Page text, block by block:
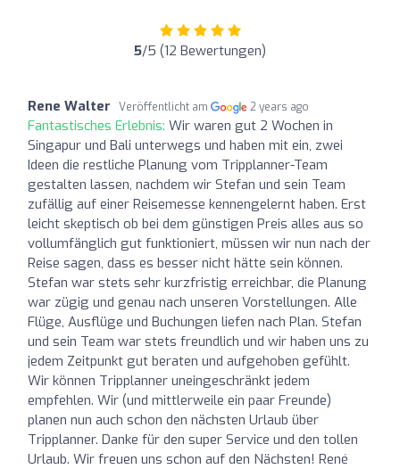
5/5 (12 Bewertungen)
Rene Walter Veröffentlicht am 2 years ago
Fantastisches Erlebnis: Wir waren gut 2 Wochen in
Singapur und Bali unterwegs und haben mit ein, zwei
Ideen die restliche Planung vom Tripplanner-Team
gestalten lassen, nachdem wir Stefan und sein Team
zufällig auf einer Reisemesse kennengelernt haben. Erst
leicht skeptisch ob bei dem günstigen Preis alles aus so
vollumfänglich gut funktioniert, müssen wir nun nach der
Reise sagen, dass es besser nicht hätte sein können.
Stefan war stets sehr kurzfristig erreichbar, die Planung
war zügig und genau nach unseren Vorstellungen. Alle
Flüge, Ausflüge und Buchungen liefen nach Plan. Stefan
und sein Team war stets freundlich und wir haben uns zu
jedem Zeitpunkt gut beraten und aufgehoben gefühlt.
Wir können Tripplanner uneingeschränkt jedem
empfehlen. Wir (und mittlerweile ein paar Freunde)
planen nun auch schon den nächsten Urlaub über
Tripplanner. Danke für den super Service und den tollen
Urlaub. Wir freuen uns schon auf den Nächsten! René